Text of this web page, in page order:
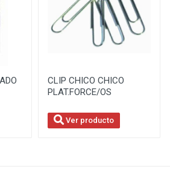
CLIP CHICO CHICO
PLAT.FORCE/OS
Ver producto